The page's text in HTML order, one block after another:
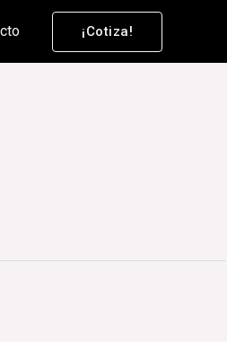
¡Cotiza!